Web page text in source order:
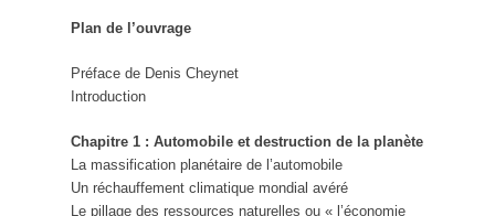
Plan de l’ouvrage
Préface de Denis Cheynet
Introduction
Chapitre 1 : Automobile et destruction de la planète
La massification planétaire de l’automobile
Un réchauffement climatique mondial avéré
Le pillage des ressources naturelles ou « l’économie